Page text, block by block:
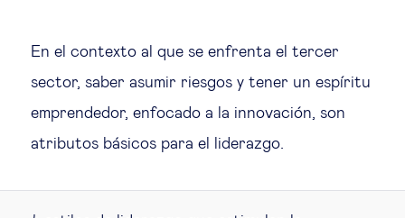
En el contexto al que se enfrenta el tercer
sector, saber asumir riesgos y tener un espíritu
emprendedor, enfocado a la innovación, son
atributos básicos para el liderazgo.